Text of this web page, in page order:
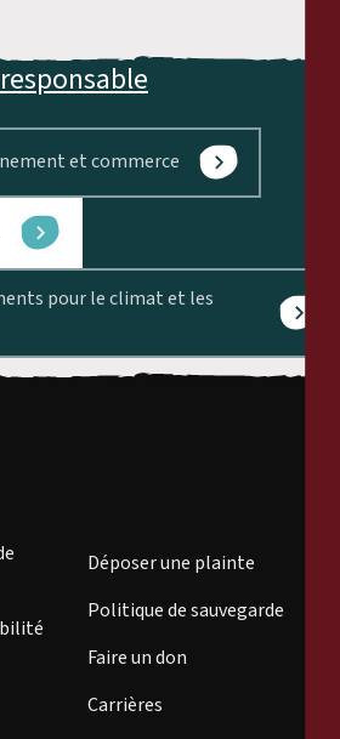
et commerce
pour le climat et les
Déposer une plainte
Politique de sauvegarde
Faire un don
Carrières